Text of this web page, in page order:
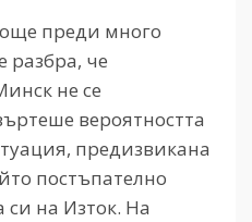
преди много
разбра, че
не се
вероятността
предизвикана
постъпателно
си на Изток. На